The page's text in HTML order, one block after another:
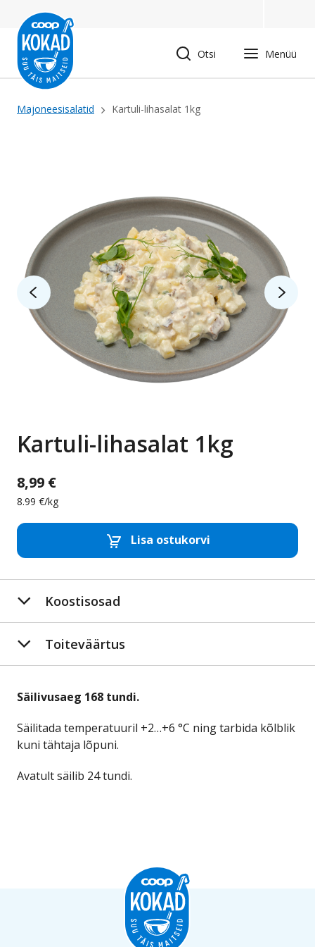
edasi
põhisisu
juurde
Otsi Menüü
Leivapuru
Majoneesisalatid Kartuli-lihasalat 1kg
Kartuli-lihasalat 1kg
8,99 €
8.99 €/kg
Lisa ostukorvi
Eemalda toode
Koostisosad
Toiteväärtus
Säilivusaeg 168 tundi.
Säilitada temperatuuril +2…+6 °C ning tarbida kõlblik
kuni tähtaja lõpuni.
Avatult säilib 24 tundi.